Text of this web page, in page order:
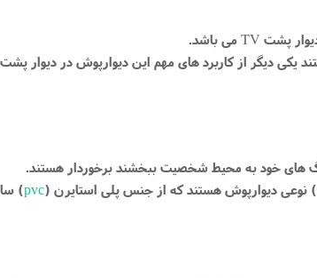
پشت TVمی باشد.
یکی دیگر از کاربرد های مهم این دیوارپوش در دیوار
رنگ های خود به محیط شخصیت ببخشند برخوردار هستند.
) نوعی دیوارپوش هستند که از جنس پلی استایرن (pvc
)